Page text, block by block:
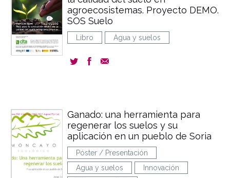
agroecosistemas. Proyecto DEMO.
SOS Suelo
Libro Agua y suelos
Ganado: una herramienta para
regenerar los suelos y su
aplicación en un pueblo de Soria
Póster / Presentación
Agua y suelos
Innovación